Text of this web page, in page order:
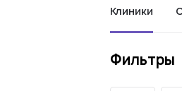
Клиники
Фильтры